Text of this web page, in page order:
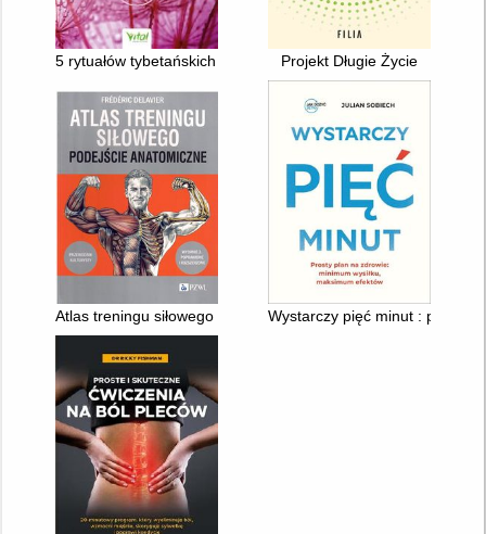
5 rytuałów tybetańskich : łatwe ćwiczenia dla
Projekt Długie Życie
Atlas treningu siłowego : podejście anatomiczne
Wystarczy pięć minut : prosty